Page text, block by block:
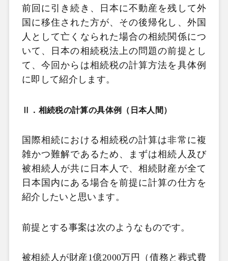
前回に引き続き、日本に不動産を残して外
国に移住された方が、その後帰化し、外国
人として亡くなられた場合の相続関係につ
いて、日本の相続税法上の問題の前提とし
て、今回からは相続税の計算方法を具体例
に即して紹介します。
Ⅱ．相続税の計算の具体例（日本人間）
国際相続における相続税の計算は非常に複
雑かつ難解であるため、まずは相続人 及び
被相続人が共に日本人で、相続財産が全て
日本国内にある場合を前提に計算の仕方を
紹介したいと思います。
前提とする事案は次のようなものです。
被相続人が財産1億2000万円（債務と葬式費